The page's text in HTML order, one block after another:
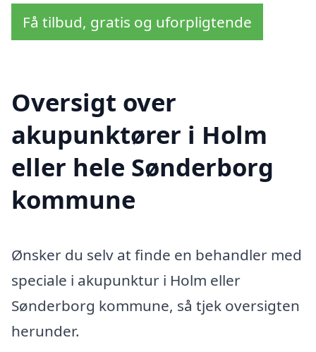
Få tilbud, gratis og uforpligtende
Oversigt over
akupunktører i Holm
eller hele Sønderborg
kommune
Ønsker du selv at finde en behandler med
speciale i akupunktur i Holm eller
Sønderborg kommune, så tjek oversigten
herunder.